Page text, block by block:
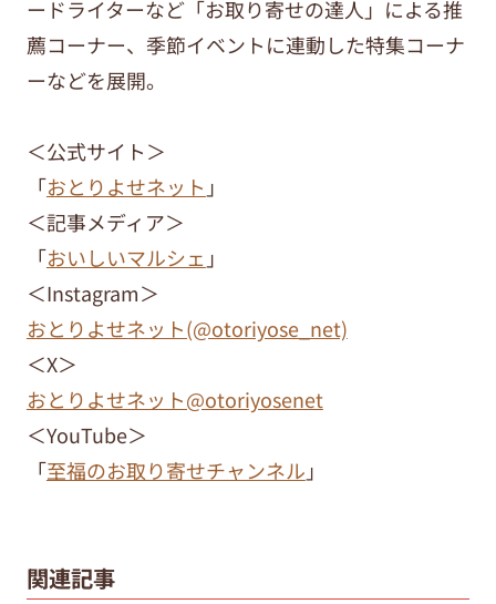
ードライターなど「お取り寄せの達人」による推
薦コーナー、季節イベントに連動した特集コーナ
ーなどを展開。
＜公式サイト＞
「おとりよせネット 」
＜記事メディア＞
「おいしいマルシェ 」
＜Instagram＞
おとりよせネット(@otoriyose_net)
＜X＞
おとりよせネット@otoriyosenet
＜YouTube＞
「至福のお取り寄せチャンネル 」
関連記事